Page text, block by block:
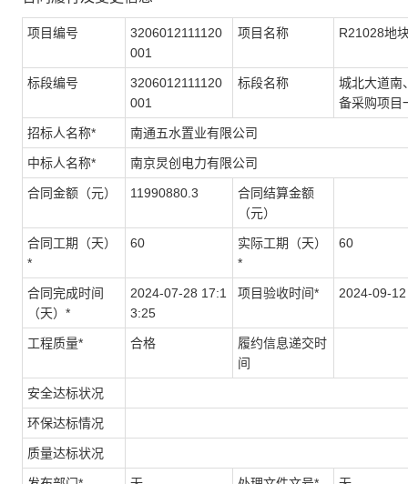
项目编号
3206012111120
001
项目名称 R21028地
标段编号
3206012111120
001
标段名称
城北大道南
备采购项目
招标人名称* 南通五水置业有限公司
中标人名称* 南京炅创电力有限公司
合同金额（元） 11990880.3
合同结算金额
（元）
合同工期（天）
*
60
实际工期（天）
*
60
合同完成时间
（天）*
2024-07-28 17:1
3:25
项目验收时间* 2024-09-
工程质量* 合格
履约信息递交时
间
安全达标状况
环保达标情况
质量达标状况